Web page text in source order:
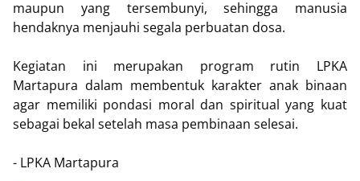
maupun yang tersembunyi, sehingga manusia
hendaknya menjauhi segala perbuatan dosa.
Kegiatan ini merupakan program rutin LPKA
Martapura dalam membentuk karakter anak binaan
agar memiliki pondasi moral dan spiritual yang kuat
sebagai bekal setelah masa pembinaan selesai.
- LPKA Martapura